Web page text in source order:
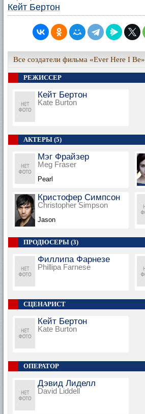
Кейт Бертон
Все создатели фильма «Ever Here I Be»
РЕЖИССЕР
Кейт Бертон
Kate Burton
АКТЕРЫ (5)
Мэг Фрайзер
Meg Fraser
Pearl
Кристофер Симпсон
Christopher Simpson
Jason
ПРОДЮСЕРЫ (3)
Филлипа Фарнезе
Phillipa Farnese
СЦЕНАРИСТ
Кейт Бертон
Kate Burton
ОПЕРАТОР
Дэвид Лиделл
David Liddell